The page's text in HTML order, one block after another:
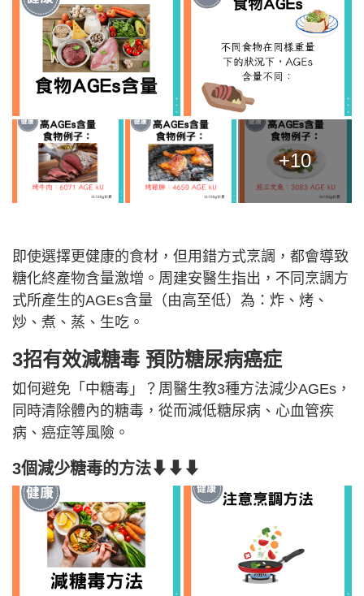
+10
即使選擇更健康的食材，但用錯方式烹調，都會導致
糖化終產物含量激增。周建安醫生指出，不同烹調方
式所產生的AGEs含量（由高至低）為：炸、烤、
炒、煮、蒸、生吃。
3招有效減糖毒 預防糖尿病癌症
如何避免「中糖毒」？周醫生教3種方法減少AGEs，
同時清除體內的糖毒，從而減低糖尿病、心血管疾
病、癌症等風險。
3個減少糖毒的方法⬇⬇⬇